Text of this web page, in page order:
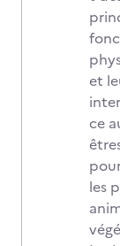
et
ce
les